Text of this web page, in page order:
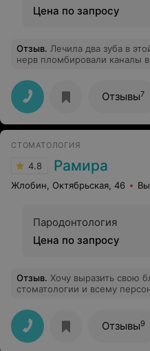
Цена по запросу
Отзыв. Лечила два зуба в
нерв пломбировали каналы
снимок показал три
Не качественный материал,
каналы, !!! Не советую
которые так "лечат" зубы!!!
Отзывы7
СТОМАТОЛОГИЯ
4.8 Рамира
Жлобин, Октябрьская, 46
Пародонтология
Цена по запросу
Отзыв. Хочу выразить свою
стоматологии и всему персоналу. И
Владимировне!
Отзывы9